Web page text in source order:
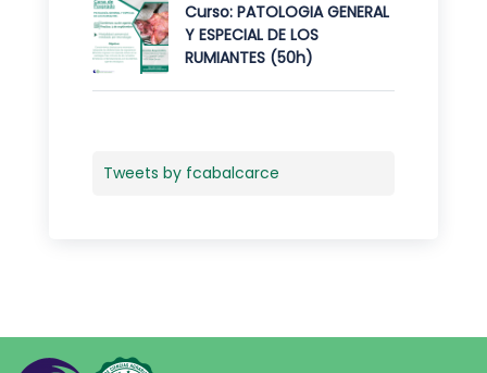
Curso: PATOLOGIA GENERAL
Y ESPECIAL DE LOS
RUMIANTES (50h)
Tweets by fcabalcarce